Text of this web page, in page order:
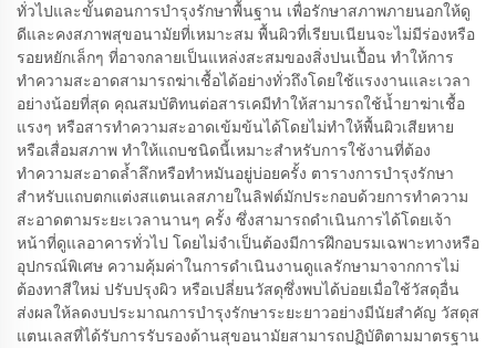
ทั่วไปและขั้นตอนการบำรุงรักษาพื้นฐาน เพื่อรักษาสภาพภายนอกให้ดู
ดีและคงสภาพสุขอนามัยที่เหมาะสม พื้นผิวที่เรียบเนียนจะไม่มีร่องหรือ
รอยหยักเล็กๆ ที่อาจกลายเป็นแหล่งสะสมของสิ่งปนเปื้อน ทำให้การ
ทำความสะอาดสามารถฆ่าเชื้อได้อย่างทั่วถึงโดยใช้แรงงานและเวลา
อย่างน้อยที่สุด คุณสมบัติทนต่อสารเคมีทำให้สามารถใช้น้ำยาฆ่าเชื้อ
แรงๆ หรือสารทำความสะอาดเข้มข้นได้โดยไม่ทำให้พื้นผิวเสียหาย
หรือเสื่อมสภาพ ทำให้แถบชนิดนี้เหมาะสำหรับการใช้งานที่ต้อง
ทำความสะอาดล้ำลึกหรือทำหมันอยู่บ่อยครั้ง ตารางการบำรุงรักษา
สำหรับแถบตกแต่งสแตนเลสภายในลิฟต์มักประกอบด้วยการทำความ
สะอาดตามระยะเวลานานๆ ครั้ง ซึ่งสามารถดำเนินการได้โดยเจ้า
หน้าที่ดูแลอาคารทั่วไป โดยไม่จำเป็นต้องมีการฝึกอบรมเฉพาะทางหรือ
อุปกรณ์พิเศษ ความคุ้มค่าในการดำเนินงานดูแลรักษามาจากการไม่
ต้องทาสีใหม่ ปรับปรุงผิว หรือเปลี่ยนวัสดุซึ่งพบได้บ่อยเมื่อใช้วัสดุอื่น
ส่งผลให้ลดงบประมาณการบำรุงรักษาระยะยาวอย่างมีนัยสำคัญ วัสดุส
แตนเลสที่ได้รับการรับรองด้านสุขอนามัยสามารถปฏิบัติตามมาตรฐาน